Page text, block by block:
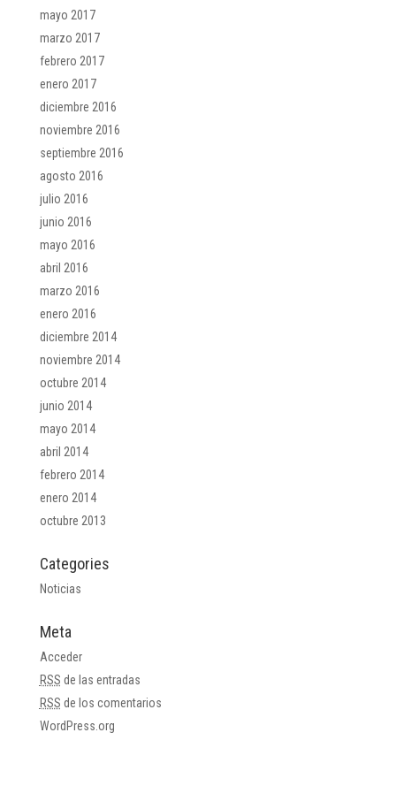
mayo 2017
marzo 2017
febrero 2017
enero 2017
diciembre 2016
noviembre 2016
septiembre 2016
agosto 2016
julio 2016
junio 2016
mayo 2016
abril 2016
marzo 2016
enero 2016
diciembre 2014
noviembre 2014
octubre 2014
junio 2014
mayo 2014
abril 2014
febrero 2014
enero 2014
octubre 2013
Categories
Noticias
Meta
Acceder
RSS de las entradas
RSS de los comentarios
WordPress.org